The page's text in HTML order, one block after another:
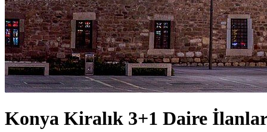
Konya Kiralık 3+1 Daire